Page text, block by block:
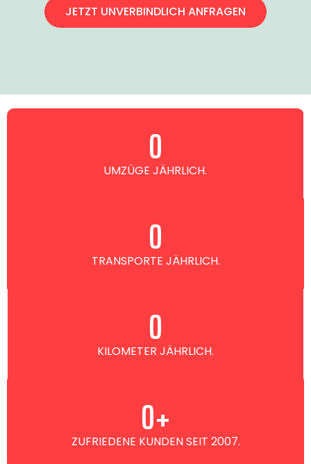
JETZT UNVERBINDLICH ANFRAGEN
UMZÜGE JÄHRLICH.
0
TRANSPORTE JÄHRLICH.
0
KILOMETER JÄHRLICH.
0
ZUFRIEDENE KUNDEN SEIT 2007.
0+